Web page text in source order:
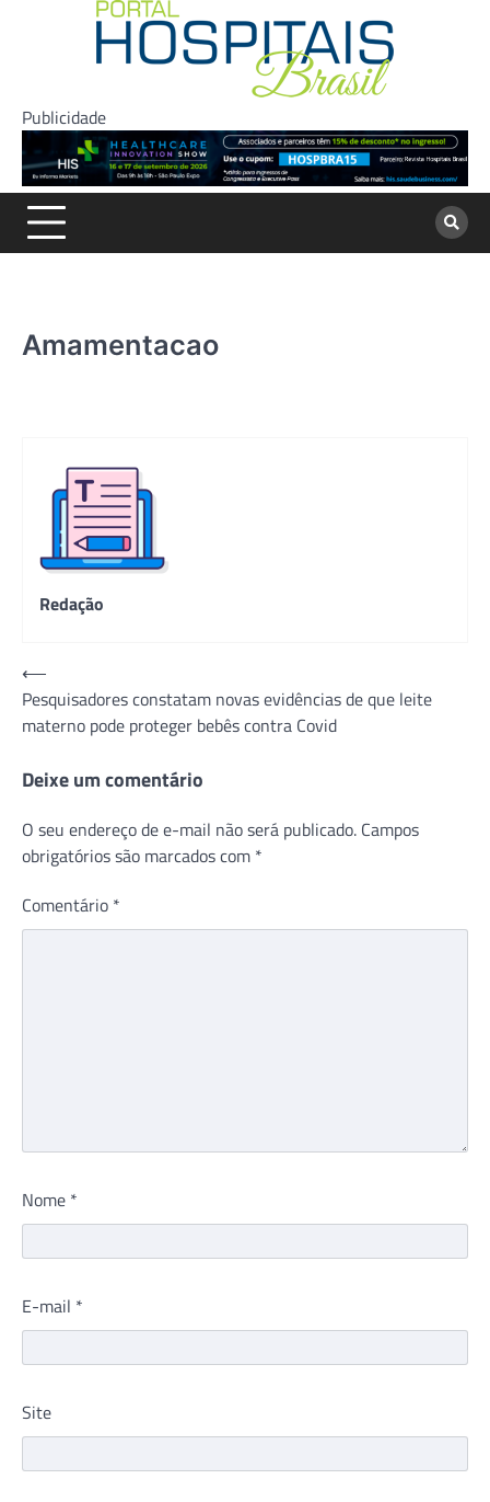
Publicidade
Amamentacao
Redação
Navegação
de
Post
⟵
Pesquisadores constatam novas evidências de que leite
materno pode proteger bebês contra Covid
Deixe um comentário
O seu endereço de e-mail não será publicado. Campos
obrigatórios são marcados com *
Comentário *
Nome *
E-mail *
Site